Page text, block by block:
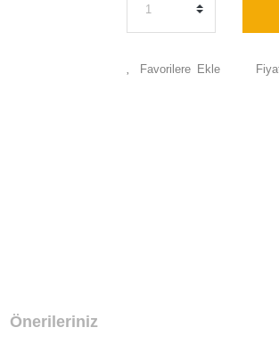
Önerileriniz